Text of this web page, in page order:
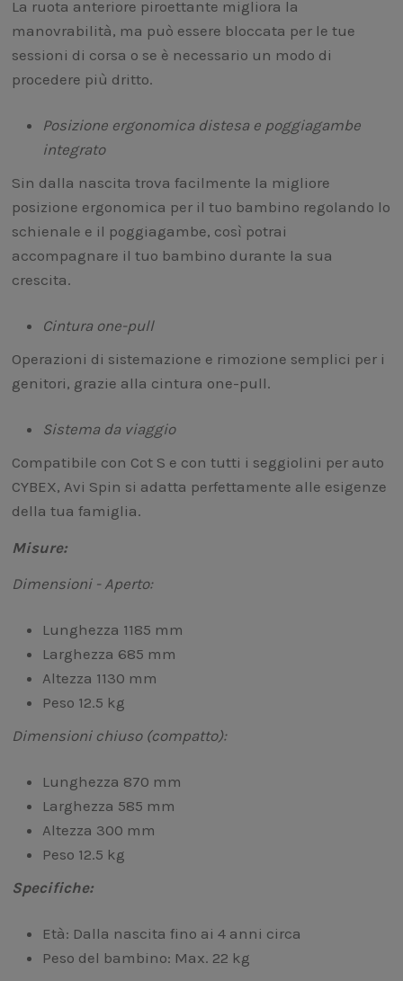
La ruota anteriore piroettante migliora la
manovrabilità, ma può essere bloccata per le tue
sessioni di corsa o se è necessario un modo di
procedere più dritto.
Posizione ergonomica distesa e poggiagambe
integrato
Sin dalla nascita trova facilmente la migliore
posizione ergonomica per il tuo bambino regolando lo
schienale e il poggiagambe, così potrai
accompagnare il tuo bambino durante la sua
crescita.
Cintura one-pull
Operazioni di sistemazione e rimozione semplici per i
genitori, grazie alla cintura one-pull.
Sistema da viaggio
Compatibile con Cot S e con tutti i seggiolini per auto
CYBEX, Avi Spin si adatta perfettamente alle esigenze
della tua famiglia.
Misure:
Dimensioni - Aperto:
Lunghezza 1185 mm
Larghezza 685 mm
Altezza 1130 mm
Peso 12.5 kg
Dimensioni chiuso (compatto):
Lunghezza 870 mm
Larghezza 585 mm
Altezza 300 mm
Peso 12.5 kg
Specifiche:
Età: Dalla nascita fino ai 4 anni circa
Peso del bambino: Max. 22 kg